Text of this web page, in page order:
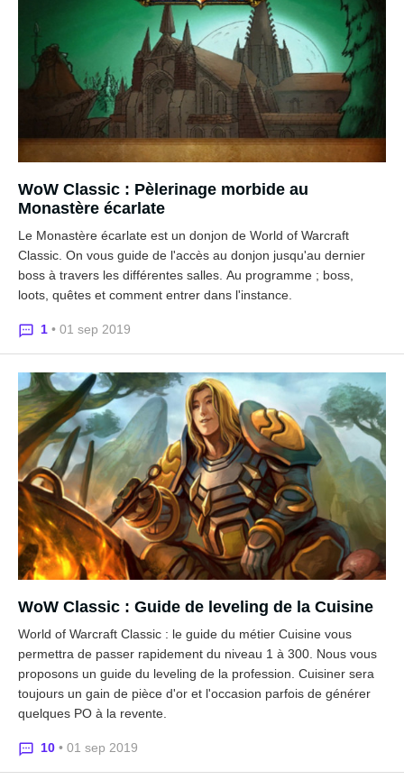
WoW Classic : Pèlerinage morbide au
Monastère écarlate
Le Monastère écarlate est un donjon de World of Warcraft
Classic. On vous guide de l'accès au donjon jusqu'au dernier
boss à travers les différentes salles. Au programme ; boss,
loots, quêtes et comment entrer dans l'instance.
1 • 01 sep 2019
WoW Classic : Guide de leveling de la Cuisine
World of Warcraft Classic : le guide du métier Cuisine vous
permettra de passer rapidement du niveau 1 à 300. Nous vous
proposons un guide du leveling de la profession. Cuisiner sera
toujours un gain de pièce d'or et l'occasion parfois de générer
quelques PO à la revente.
10 • 01 sep 2019